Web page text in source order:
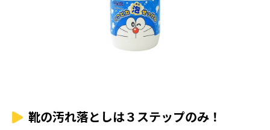
靴の汚れ落としは３ステップのみ！